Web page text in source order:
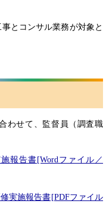
とコンサル業務が対象と
わせて、監督員（調査職
報告書[Wordファイル／
実施報告書[PDFファイル